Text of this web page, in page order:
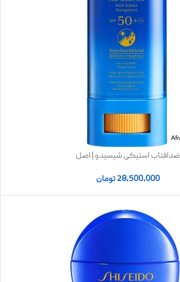
ضدافتاب استیکی شیسیدو | اصل
28,500,000تومان